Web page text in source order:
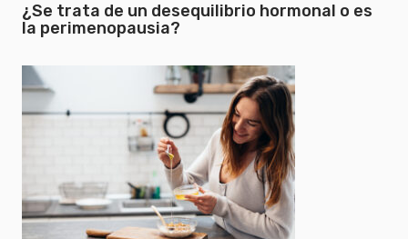
¿Se trata de un desequilibrio hormonal o es
la perimenopausia?